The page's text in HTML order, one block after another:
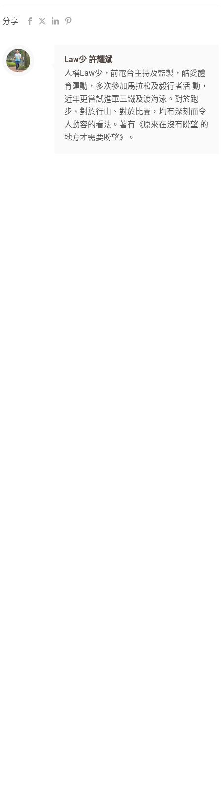
分享
Law少 許耀斌
人稱Law少，前電台主持及監製，酷愛體
育運動，多次參加馬拉松及毅行者活 動，
近年更嘗試進軍三鐵及渡海泳。對於跑
步、對於行山、對於比賽，均有深刻而令
人動容的看法。著有《原來在沒有盼望 的
地方才需要盼望》。